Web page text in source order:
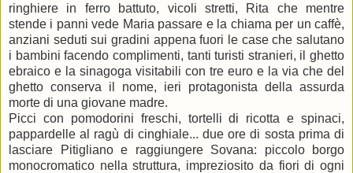
ringhiere in ferro battuto, vicoli stretti, Rita che mentre
stende i panni vede Maria passare e la chiama per un caffè,
anziani seduti sui gradini appena fuori le case che salutano
i bambini facendo complimenti, tanti turisti stranieri, il ghetto
ebraico e la sinagoga visitabili con tre euro e la via che del
ghetto conserva il nome, ieri protagonista della assurda
morte di una giovane madre.
Picci con pomodorini freschi, tortelli di ricotta e spinaci,
pappardelle al ragù di cinghiale... due ore di sosta prima di
lasciare Pitigliano e raggiungere Sovana: piccolo borgo
monocromatico nella struttura, impreziosito da fiori di ogni